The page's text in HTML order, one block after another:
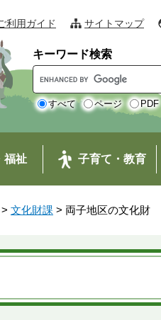
利用ガイド サイトマップ
キーワード検索
o
o
l
ム
すべて ページ PDF
福祉 子育て・教育
> 文化財課 > 両子地区の文化財